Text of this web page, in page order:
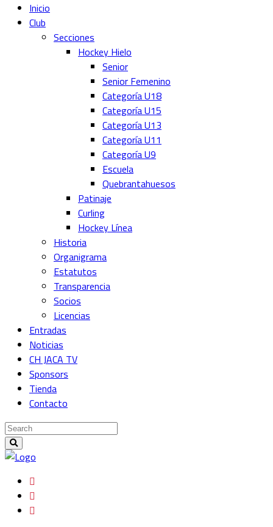
Inicio
Club
Secciones
Hockey Hielo
Senior
Senior Femenino
Categoría U18
Categoría U15
Categoría U13
Categoría U11
Categoría U9
Escuela
Quebrantahuesos
Patinaje
Curling
Hockey Línea
Historia
Organigrama
Estatutos
Transparencia
Socios
Licencias
Entradas
Noticias
CH JACA TV
Sponsors
Tienda
Contacto